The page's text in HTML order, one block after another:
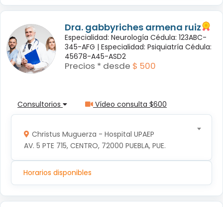
Dra. gabbyriches armena ruiz
Especialidad: Neurología Cédula: 123ABC-
345-AFG | Especialidad: Psiquiatría Cédula:
45678-A45-ASD2
Precios * desde $ 500
Consultorios Vídeo consulta $600
Christus Muguerza - Hospital UPAEP
AV. 5 PTE 715, CENTRO, 72000 PUEBLA, PUE.
Horarios disponibles